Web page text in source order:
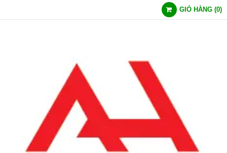
GIỎ HÀNG (0)